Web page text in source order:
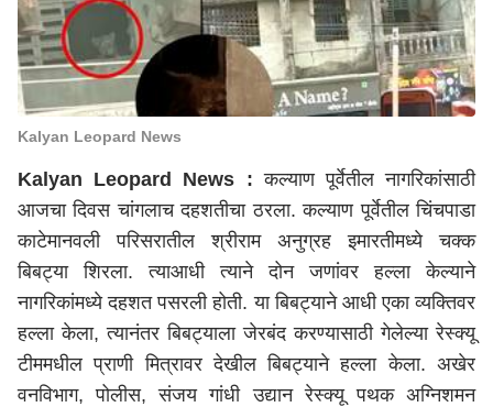
Kalyan Leopard News
Kalyan Leopard News : कल्याण पूर्वेतील नागरिकांसाठी
आजचा दिवस चांगलाच दहशतीचा ठरला. कल्याण पूर्वेतील चिंचपाडा
काटेमानवली परिसरातील श्रीराम अनुग्रह इमारतीमध्ये चक्क
बिबट्या शिरला. त्याआधी त्याने दोन जणांवर हल्ला केल्याने
नागरिकांमध्ये दहशत पसरली होती. या बिबट्याने आधी एका व्यक्तिवर
हल्ला केला, त्यानंतर बिबट्याला जेरबंद करण्यासाठी गेलेल्या रेस्क्यू
टीममधील प्राणी मित्रावर देखील बिबट्याने हल्ला केला. अखेर
वनविभाग, पोलीस, संजय गांधी उद्यान रेस्क्यू पथक अग्निशमन